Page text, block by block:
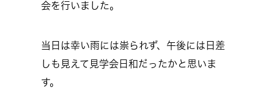
会を行いました。
当日は幸い雨には祟られず、午後には日差
しも見えて見学会日和だったかと思いま
す。